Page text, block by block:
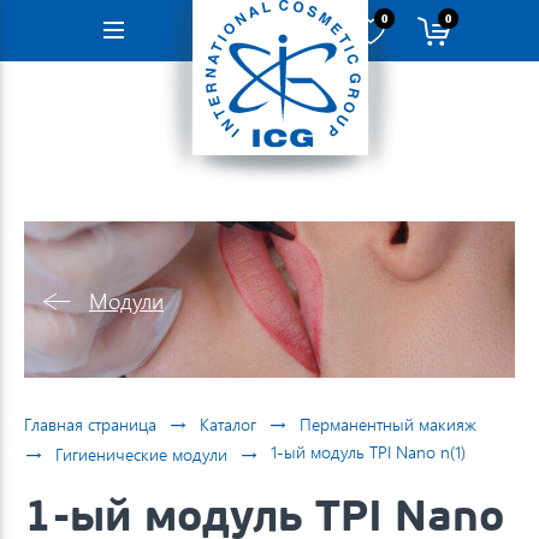
Навигация
0 0
Модули
Главная страница → Каталог → Перманентный макияж
→ Гигиенические модули → 1-ый модуль TPI Nano n(1)
1-ый модуль TPI Nano